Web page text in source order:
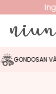
Újdonságok
Zsinóros
Fülbevalók